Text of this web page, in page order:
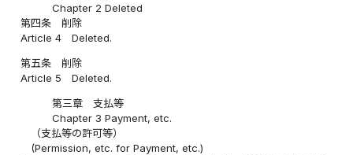
Chapter 2 Deleted
第四条
削除
Article 4
Deleted.
第五条
削除
Article 5
Deleted.
第三章 支払等
Chapter 3 Payment, etc.
（支払等の許可等）
(Permission, etc. for Payment, etc.)